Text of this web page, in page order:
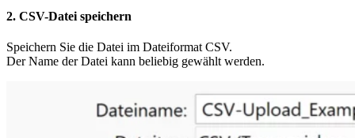
2. CSV-Datei speichern
Speichern Sie die Datei im Dateiformat CSV.
Der Name der Datei kann beliebig gewählt werden.